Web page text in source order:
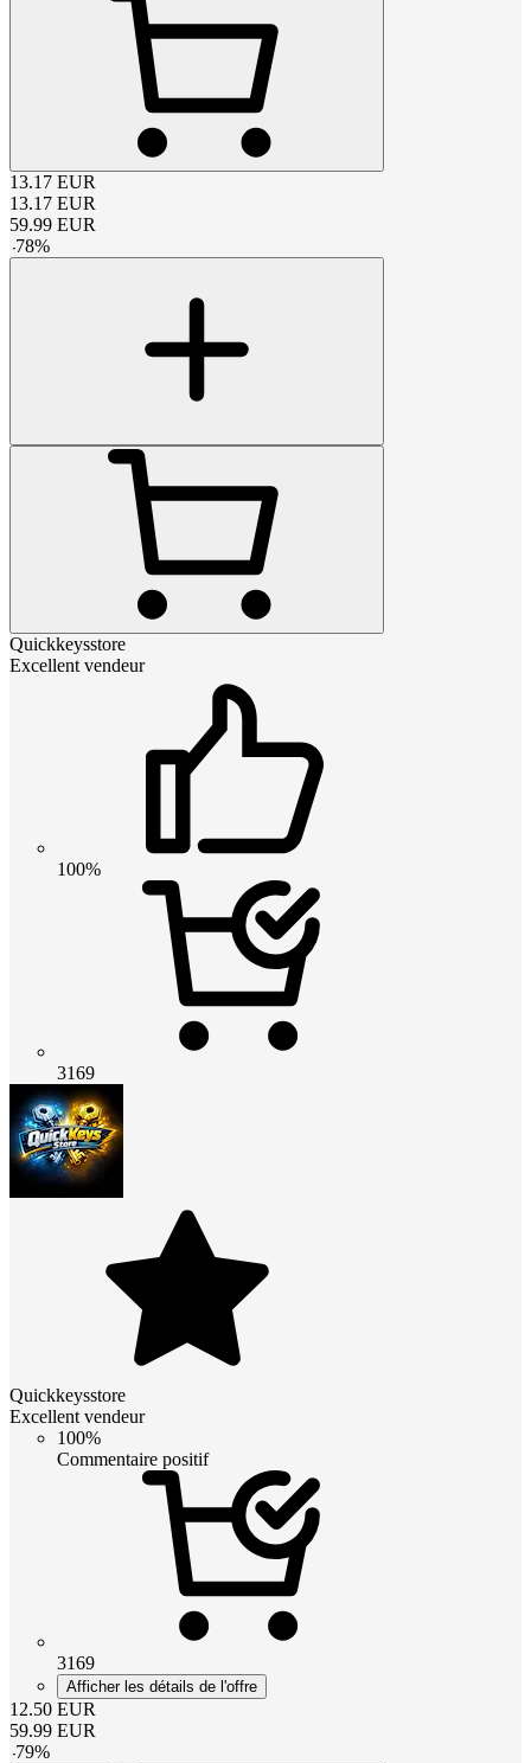
13.17 EUR
13.17 EUR
59.99 EUR
-78%
Quickkeysstore
Excellent vendeur
100%
3169
Quickkeysstore
Excellent vendeur
100%
Commentaire positif
3169
Afficher les détails de l'offre
12.50 EUR
59.99 EUR
-79%